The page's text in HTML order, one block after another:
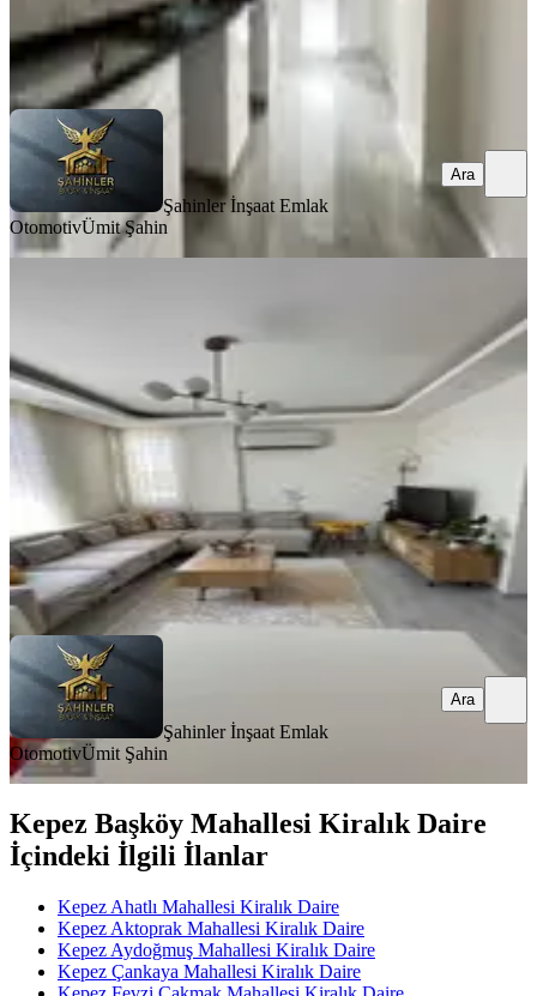
Şahinler İnşaat Emlak Otomotiv
Ara
Şahinler İnşaat Emlak
OtomotivÜmit Şahin
Ara
2+1·90 m²·2. Kat·07.08.2026
32.000 ₺
Şahinler İnşaat Emlak OtomotivÜmit Şahin
Ara
Şahinler İnşaat Emlak
OtomotivÜmit Şahin
Ara
Kepez Başköy Mahallesi Kiralık Daire
İçindeki İlgili İlanlar
Kepez Ahatlı Mahallesi Kiralık Daire
Kepez Aktoprak Mahallesi Kiralık Daire
Kepez Aydoğmuş Mahallesi Kiralık Daire
Kepez Çankaya Mahallesi Kiralık Daire